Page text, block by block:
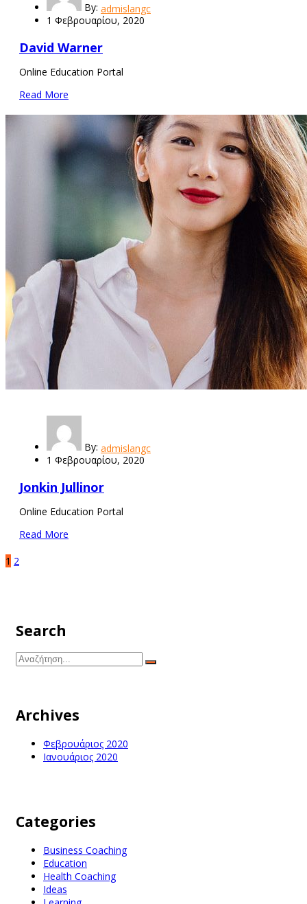
By: admislangc
1 Φεβρουαρίου, 2020
David Warner
Online Education Portal
Read More
By: admislangc
1 Φεβρουαρίου, 2020
Jonkin Jullinor
Online Education Portal
Read More
1 2
Search
Archives
Φεβρουάριος 2020
Ιανουάριος 2020
Categories
Business Coaching
Education
Health Coaching
Ideas